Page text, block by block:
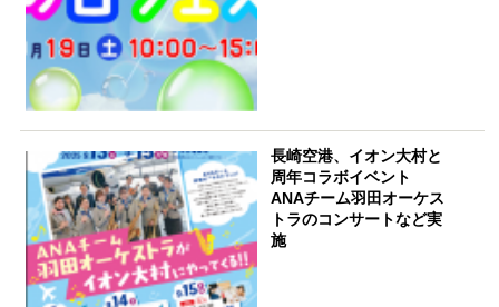
長崎空港、イオン大村と
周年コラボイベント
ANAチーム羽田オーケス
トラのコンサートなど実
施